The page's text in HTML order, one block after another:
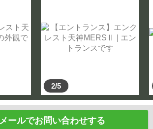
2/5
メールでお問い合わせする